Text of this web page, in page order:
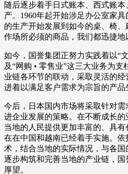
随后逐步着手日式账本、西式账
产。1960年起开始涉足办公室家
的生产开始发展到如今的桌、椅
作场所必须的商品，我们都迅捷地
如今，国誉集团正努力实践着以“
及“网购 • 零售业”这三大业务为
业链各环节的联动，采取灵活的
进着以满足客户需求为宗旨的产品
今后，日本国内市场将采取针对
进企业发展的策略。在不断成长
当地的人民提供更加丰富的、具
在在中国和越南已经着手实施。
术，结合当地的实际情况，与各国
逐步构筑和完善当地的产业链，
厚望。